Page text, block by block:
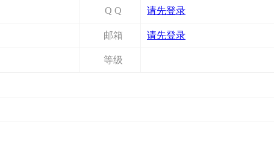
Q Q 请先登录
邮箱 请先登录
等级